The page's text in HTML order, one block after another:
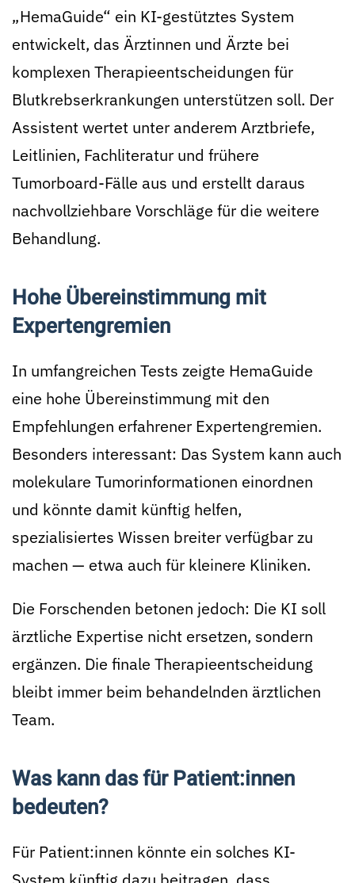
„HemaGuide“ ein KI-gestütztes System
entwickelt, das Ärztinnen und Ärzte bei
komplexen Therapieentscheidungen für
Blutkrebserkrankungen unterstützen soll. Der
Assistent wertet unter anderem Arztbriefe,
Leitlinien, Fachliteratur und frühere
Tumorboard-Fälle aus und erstellt daraus
nachvollziehbare Vorschläge für die weitere
Behandlung.
Hohe Übereinstimmung mit
Expertengremien
In umfangreichen Tests zeigte HemaGuide
eine hohe Übereinstimmung mit den
Empfehlungen erfahrener Expertengremien.
Besonders interessant: Das System kann auch
molekulare Tumorinformationen einordnen
und könnte damit künftig helfen,
spezialisiertes Wissen breiter verfügbar zu
machen — etwa auch für kleinere Kliniken.
Die Forschenden betonen jedoch: Die KI soll
ärztliche Expertise nicht ersetzen, sondern
ergänzen. Die finale Therapieentscheidung
bleibt immer beim behandelnden ärztlichen
Team.
Was kann das für Patient:innen
bedeuten?
Für Patient:innen könnte ein solches KI-